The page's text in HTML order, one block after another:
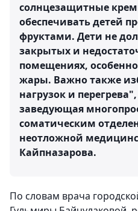
солнцезащитные
обеспечивать детей
фруктами. Дети не
закрытых и
помещениях,
жары. Важно также
нагрузок и
заведующая
соматическим
неотложной
Кайпназарова.
По словам врача